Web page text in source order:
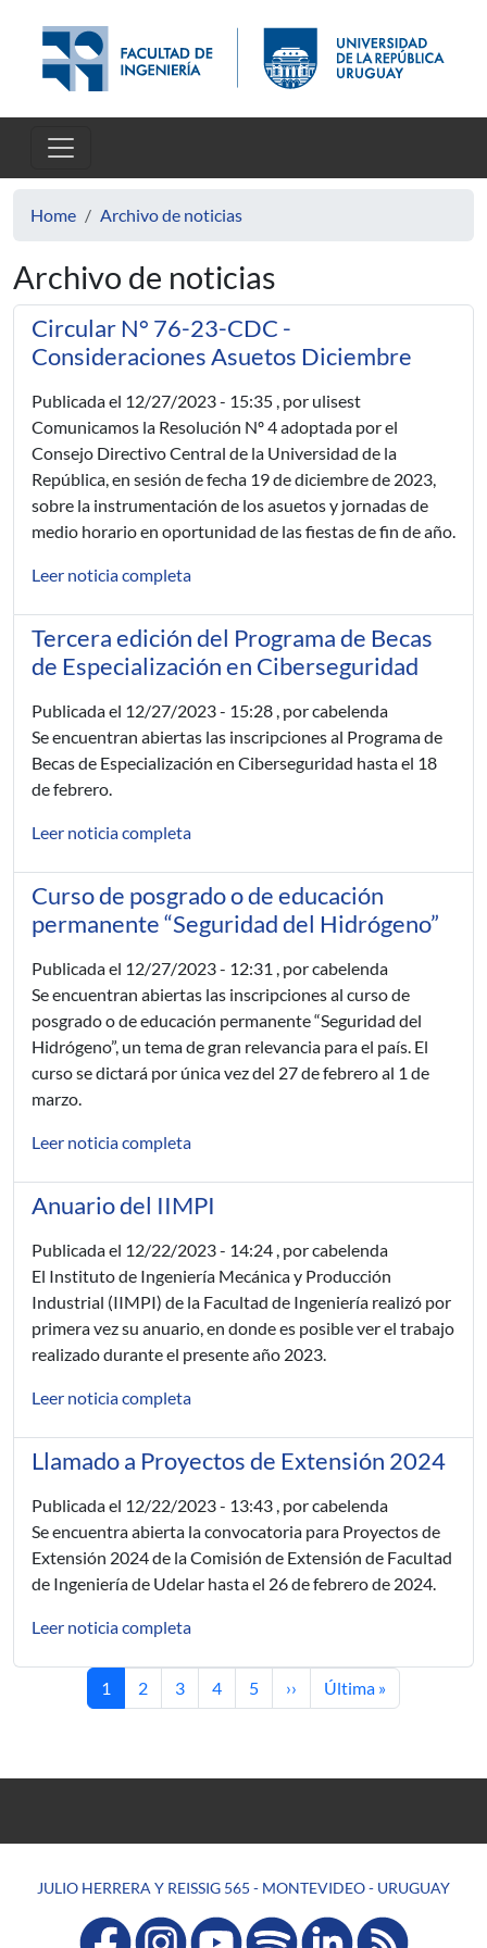
Home Archivo de noticias
Archivo de noticias
Circular N° 76-23-CDC -
Consideraciones Asuetos Diciembre
Publicada el 12/27/2023 - 15:35 , por ulisest
Comunicamos la Resolución Nº 4 adoptada por el
Consejo Directivo Central de la Universidad de la
República, en sesión de fecha 19 de diciembre de 2023,
sobre la instrumentación de los asuetos y jornadas de
medio horario en oportunidad de las fiestas de fin de año.
Leer noticia completa
Tercera edición del Programa de Becas
de Especialización en Ciberseguridad
Publicada el 12/27/2023 - 15:28 , por cabelenda
Se encuentran abiertas las inscripciones al Programa de
Becas de Especialización en Ciberseguridad hasta el 18
de febrero.
Leer noticia completa
Curso de posgrado o de educación
permanente “Seguridad del Hidrógeno”
Publicada el 12/27/2023 - 12:31 , por cabelenda
Se encuentran abiertas las inscripciones al curso de
posgrado o de educación permanente “Seguridad del
Hidrógeno”, un tema de gran relevancia para el país. El
curso se dictará por única vez del 27 de febrero al 1 de
marzo.
Leer noticia completa
Anuario del IIMPI
Publicada el 12/22/2023 - 14:24 , por cabelenda
El Instituto de Ingeniería Mecánica y Producción
Industrial (IIMPI) de la Facultad de Ingeniería realizó por
primera vez su anuario, en donde es posible ver el trabajo
realizado durante el presente año 2023.
Leer noticia completa
Llamado a Proyectos de Extensión 2024
Publicada el 12/22/2023 - 13:43 , por cabelenda
Se encuentra abierta la convocatoria para Proyectos de
Extensión 2024 de la Comisión de Extensión de Facultad
de Ingeniería de Udelar hasta el 26 de febrero de 2024.
Leer noticia completa
Current page
1 Page
2 Page
3 Page
4 Page
5 Next page
›› Last page
Última »
JULIO HERRERA Y REISSIG 565 - MONTEVIDEO - URUGUAY